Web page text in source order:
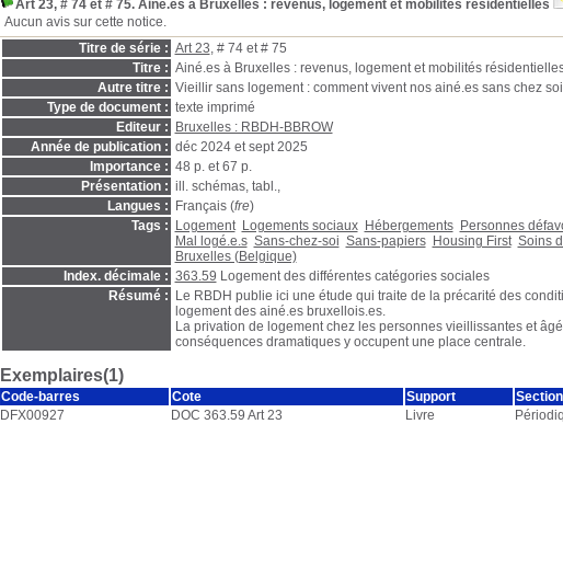
Art 23, # 74 et # 75. Ainé.es à Bruxelles : revenus, logement et mobilités résidentielles
Aucun avis sur cette notice.
Titre de série : Art 23, # 74 et # 75
Titre : Ainé.es à Bruxelles : revenus, logement et mobilités
Autre titre : Vieillir sans logement : comment vivent nos ainé.es sans chez
Type de document : texte imprimé
Editeur :
Bruxelles : RBDH-BBROW
Année de publication : déc 2024 et sept 2025
Importance : 48 p. et 67 p.
Présentation : ill. schémas, tabl.,
Langues :
Français (fre)
Tags :
Logement Logements sociaux Hébergements
Personnes
Mal logé.e.s Sans-chez-soi Sans-papiers Housing First Soins
Bruxelles (Belgique)
Index. décimale : 363.59 Logement des différentes catégories sociales
Résumé :
Le RBDH publie ici une étude qui traite de la précarité des
logement des ainé.es bruxellois.es.
La privation de logement chez les personnes vieillissantes et
conséquences dramatiques y occupent une place centrale.
Exemplaires(1)
Code-barres Cote Support
Section
DFX00927
DOC 363.59 Art 23 Livre